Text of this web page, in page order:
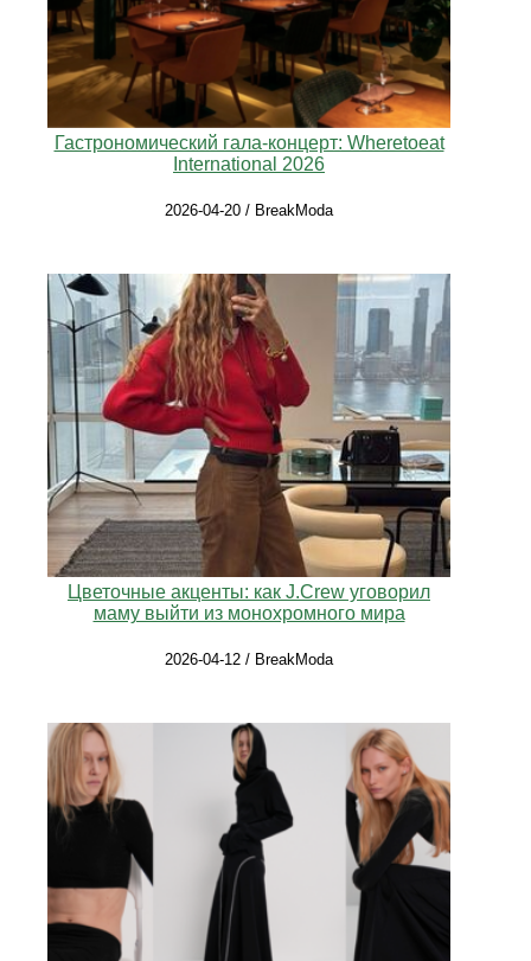
Гастрономический гала-концерт: Wheretoeat
International 2026
2026-04-20 / BreakModa
Цветочные акценты: как J.Crew уговорил
маму выйти из монохромного мира
2026-04-12 / BreakModa